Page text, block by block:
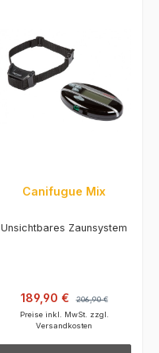
Canifugue Mix
Unsichtbares Zaunsystem
Verkaufspreis:
189,90 €
206,90 €
Preise inkl. MwSt. zzgl.
Versandkosten